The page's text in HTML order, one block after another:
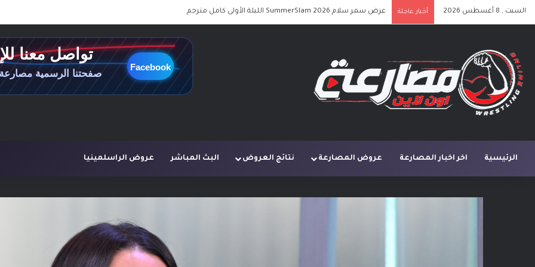
السبت , 8 أغسطس 2026 أخبار عاجلة عرض سماك داون الأخير 7-8-2026 بث مباشر على الانترنت
الرئيسية اخر اخبار المصارعة عروض المصارعة نتائج العروض البث المباشر عروض الراسلمينيا